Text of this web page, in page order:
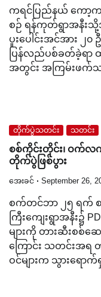
ကရင်ပြည်နယ် ကော့
စဉ် ရန်ကုတ်ရွာအနီးသို့
ပူးပေါင်းအင်အား ၂
ပြန်လည်ပစ်ခတ်ခဲ့ရာ
အတွင်း အကြမ်းဖက်သ
တိုက်ပွဲသတင်း သတင်း
စစ်ကိုင်းတိုင်း၊ ဝက်လက်
တိုက်ပွဲဖြစ်ပွား
အေးခင် September 26,
စက်တင်ဘာ ၂၅ ရက်
ကြီးကျေးရွာအနီး၌
များကို တားဆီးစစ်ဆ
ကြောင်း သတင်းအရ
ဝင်များက သွားရော